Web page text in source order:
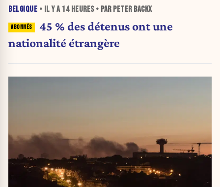
BELGIQUE • IL Y A 14 HEURES• PAR PETER BACKX
45 % des détenus ont une
nationalité étrangère